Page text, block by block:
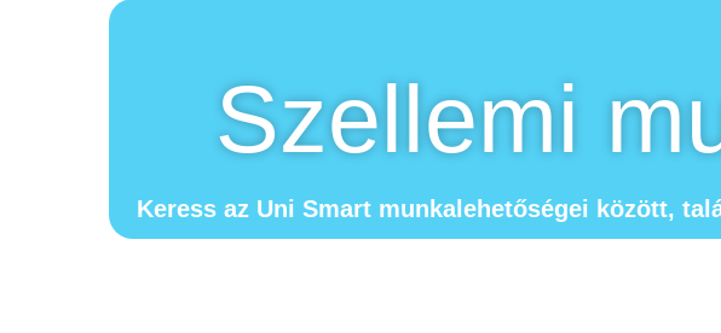
Szellemi
Keress az Uni Smart munkalehetőségei között,